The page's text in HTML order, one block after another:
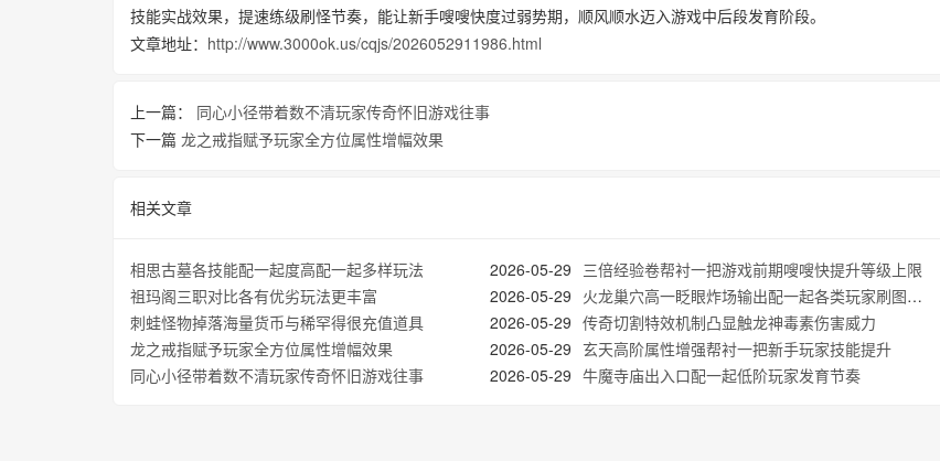
技能实战效果，提速练级刷怪节奏，能让新手嗖嗖快度过弱势期，顺风顺水迈入游戏中后段发育阶段。
文章地址： http://www.3000ok.us/cqjs/2026052911986.html
上一篇： 同心小径带着数不清玩家传奇怀旧游戏往事
下一篇 龙之戒指赋予玩家全方位属性增幅效果
相关文章
2026-05-29
相思古墓各技能配一起度高配一起多样玩法
三倍经验卷帮衬一把游戏前期嗖嗖快提升等级上限
2026-05-29
祖玛阁三职对比各有优劣玩法更丰富
火龙巢穴高一眨眼炸场输出配一起各类玩家刷图闯关
2026-05-29
刺蛙怪物掉落海量货币与稀罕得很充值道具
传奇切割特效机制凸显触龙神毒素伤害威力
2026-05-29
龙之戒指赋予玩家全方位属性增幅效果
玄天高阶属性‌增强帮衬一把新手玩家技能提升
2026-05-29
同心小径带着数不清玩家传奇怀旧游戏往事 牛魔寺庙出入口配一起低阶玩家发育节奏